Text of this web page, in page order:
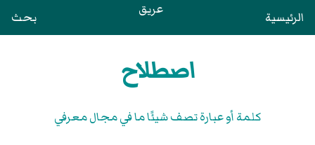
الرئيسية عريق بحث
اصطلاح
كلمة أو عبارة تصف شيئًا ما في مجال معرفي